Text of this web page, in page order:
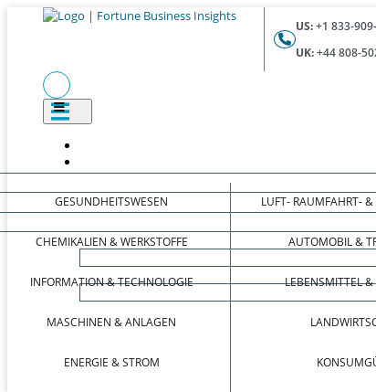
US:+1 833-
UK:+44 808-
GESUNDHEITSWESEN
CHEMIKALIEN & WERKSTOFFE
INFORMATION & TECHNOLOGIE
MASCHINEN & ANLAGEN
ENERGIE & STROM
LUFT- RAUMFAHRT-
AUTOMOBIL &
LEBENSMITTEL &